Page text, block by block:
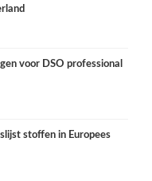
voor DSO professional
stoffen in Europees